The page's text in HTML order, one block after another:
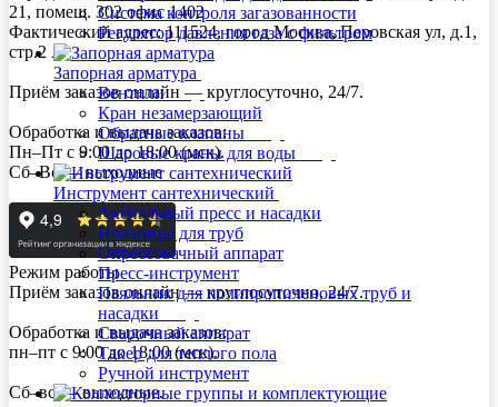
Система контроля загазованности
Регулятор давления газа с фильтром
Запорная арматура
Вентили
Кран незамерзающий
Обратные клапаны
Шаровые краны для воды
Инструмент сантехнический
Аксиальный пресс и насадки
Ножницы для труб
Опрессовачный аппарат
Пресс-инструмент
Паяльник для полипропиленовых труб и
насадки
Сварочный аппарат
Такер для теплого пола
Ручной инструмент
21, помещ. 302 офис 1402
Фактический адрес: 111524, город Москва, Перовская ул, д.1,
стр.2 А
Приём заказов онлайн — круглосуточно, 24/7.
Обработка и выдача заказов:
Пн–Пт с 9:00 до 18:00 (мск).
Сб–Вс — выходные
Режим работы
Приём заказов онлайн — круглосуточно, 24/7.
Обработка и выдача заказов:
пн–пт с 9:00 до 18:00 (мск).
Сб–вс — выходные.